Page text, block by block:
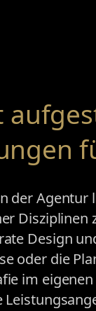
der
Design
oder die
im